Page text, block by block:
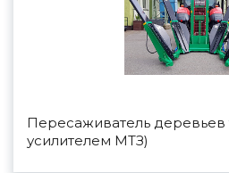
Пересаживатель деревьев
усилителем МТЗ)